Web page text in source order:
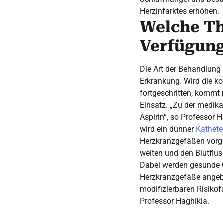
Herzinfarktes erhöhen.
Welche
Die Art der
Erkrankung. Wird die
fortgeschritten, kommt
Einsatz. „Zu der
Aspirin“, so Professor
wird ein dünner
Herzkranzgefäßen
weiten und den
Dabei werden
Herzkranzgefäße
modifizierbaren
Professor Haghikia.